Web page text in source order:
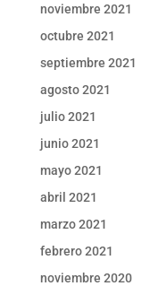
noviembre 2021
octubre 2021
septiembre 2021
agosto 2021
julio 2021
junio 2021
mayo 2021
abril 2021
marzo 2021
febrero 2021
noviembre 2020